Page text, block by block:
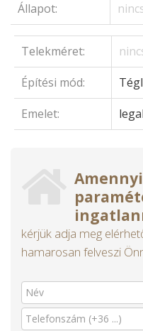
Állapot:
Telekméret:
Építési mód:
Emelet:
kérjük adja meg
hamarosan felveszi